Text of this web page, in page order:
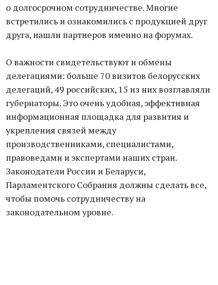
о долгосрочном сотрудничестве. Многие
встретились и ознакомились с продукцией друг
друга, нашли партнеров именно на форумах.
О важности свидетельствуют и обмены
делегациями: больше 70 визитов белорусских
делегаций, 49 российских, 15 из них возглавляли
губернаторы. Это очень удобная, эффективная
информационная площадка для развития и
укрепления связей между
производственниками, специалистами,
правоведами и экспертами наших стран.
Законодатели России и Беларуси,
Парламентского Собрания должны сделать все,
чтобы помочь сотрудничеству на
законодательном уровне.